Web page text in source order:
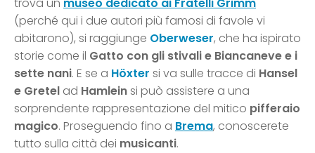
trova un museo dedicato ai Fratelli Grimm
(perché qui i due autori più famosi di favole vi
abitarono), si raggiunge Oberweser, che ha ispirato
storie come il Gatto con gli stivali e Biancaneve e i
sette nani. E se a Höxter si va sulle tracce di Hansel
e Gretel ad Hamleinsi può assistere a una
sorprendente rappresentazione del mitico pifferaio
magico. Proseguendo fino a Brema, conoscerete
tutto sulla città dei musicanti.